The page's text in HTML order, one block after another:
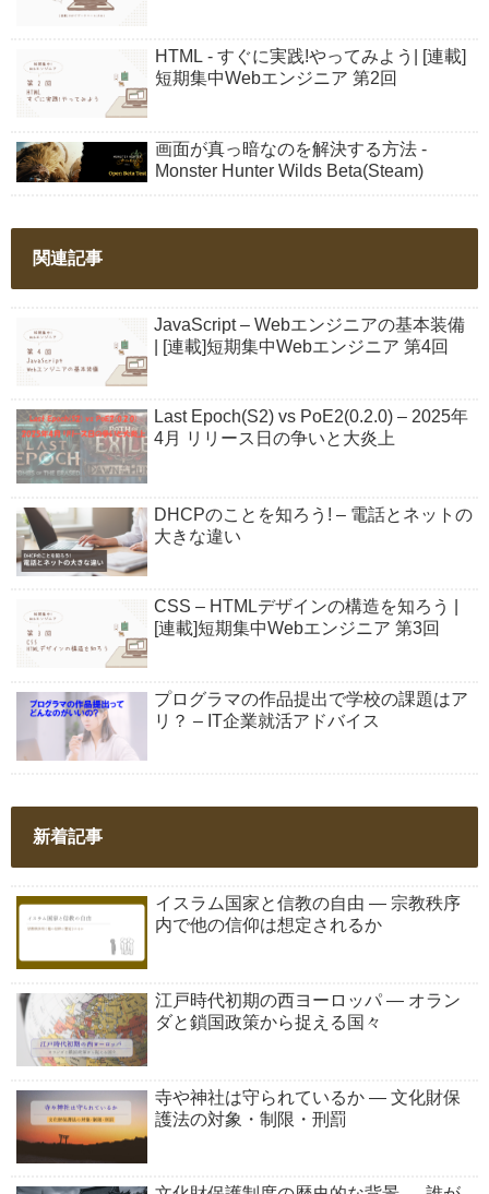
HTML - すぐに実践!やってみよう| [連載]
短期集中Webエンジニア 第2回
画面が真っ暗なのを解決する方法 -
Monster Hunter Wilds Beta(Steam)
関連記事
JavaScript – Webエンジニアの基本装備
| [連載]短期集中Webエンジニア 第4回
Last Epoch(S2) vs PoE2(0.2.0) – 2025年
4月 リリース日の争いと大炎上
DHCPのことを知ろう! – 電話とネットの
大きな違い
CSS – HTMLデザインの構造を知ろう |
[連載]短期集中Webエンジニア 第3回
プログラマの作品提出で学校の課題はア
リ？ – IT企業就活アドバイス
新着記事
イスラム国家と信教の自由 ― 宗教秩序
内で他の信仰は想定されるか
江戸時代初期の西ヨーロッパ ― オラン
ダと鎖国政策から捉える国々
寺や神社は守られているか ― 文化財保
護法の対象・制限・刑罰